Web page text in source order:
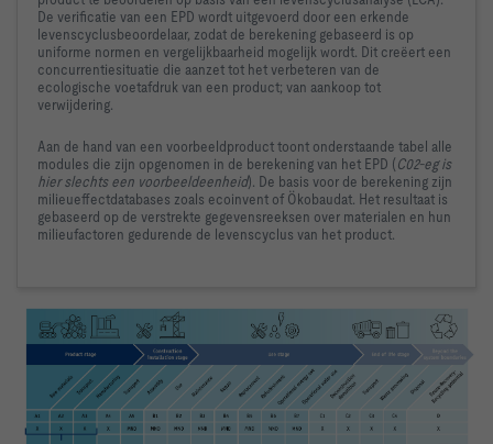
De verificatie van een EPD wordt uitgevoerd door een erkende
levenscyclusbeoordelaar, zodat de berekening gebaseerd is op
uniforme normen en vergelijkbaarheid mogelijk wordt. Dit creëert een
concurrentiesituatie die aanzet tot het verbeteren van de
ecologische voetafdruk van een product; van aankoop tot
verwijdering.
Aan de hand van een voorbeeldproduct toont onderstaande tabel alle
modules die zijn opgenomen in de berekening van het EPD (C02-eg is
hier slechts een voorbeeldeenheid). De basis voor de berekening zijn
milieueffectdatabases zoals ecoinvent of Ökobaudat. Het resultaat is
gebaseerd op de verstrekte gegevensreeksen over materialen en hun
milieufactoren gedurende de levenscyclus van het product.